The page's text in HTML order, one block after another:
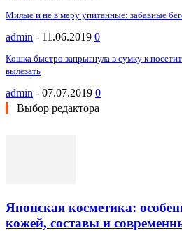
Милые и не в меру упитанные: забавные
admin - 11.06.2019 0
Кошка быстро запрыгнула в сумку к
вылезать
admin - 07.07.2019 0
Выбор редактора
Японская косметика:
кожей, составы и